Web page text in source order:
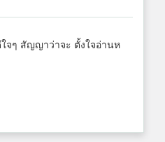
ใจๆ สัญญาว่าจะ ตั้งใจอ่านห